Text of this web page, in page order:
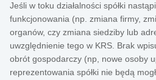
Jeśli w toku działalności spółki
funkcjonowania (np. zmiana firmy,
organów, czy zmiana siedziby lub
uwzględnienie tego w KRS. Brak
obrót gospodarczy (np, nowe osoby
reprezentowania spółki nie będą